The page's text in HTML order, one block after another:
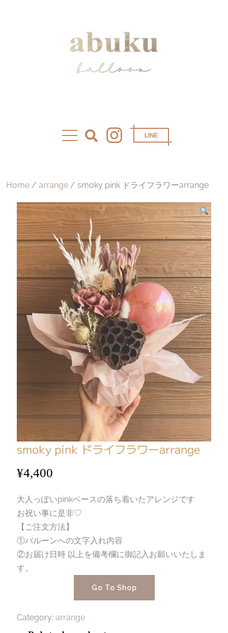
LINE
Home / arrange / smoky pink ドライフラワーarrange
smoky pink ドライフラワーarrange
¥4,400
大人っぽいpinkベースの落ち着いたアレンジです
お祝い事に是非♡
【ご注文方法】
①バルーンへの文字入れ内容
②お届け日時 以上を備考欄に御記入お願いいたしま
す。
Go To Shop
Category:arrange